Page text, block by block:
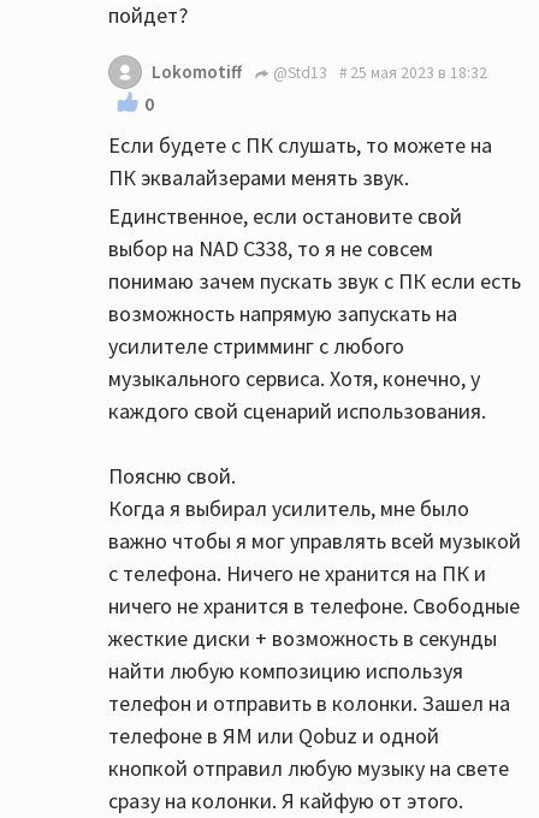
пойдет?
Lokomotiff @Std13 25 мая 2023 в 18:32
0
Если будете с ПК слушать, то можете на
ПК эквалайзерами менять звук.
Единственное, если остановите свой
выбор на NAD C338, то я не совсем
понимаю зачем пускать звук с ПК если есть
возможность напрямую запускать на
усилителе стримминг с любого
музыкального сервиса. Хотя, конечно, у
каждого свой сценарий использования.
Поясню свой.
Когда я выбирал усилитель, мне было
важно чтобы я мог управлять всей музыкой
с телефона. Ничего не хранится на ПК и
ничего не хранится в телефоне. Свободные
жесткие диски + возможность в секунды
найти любую композицию используя
телефон и отправить в колонки. Зашел на
телефоне в ЯМ или Qobuz и одной
кнопкой отправил любую музыку на свете
сразу на колонки. Я кайфую от этого.